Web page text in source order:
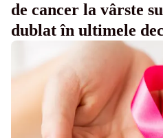
de cancer la vârste
dublat în ultimele